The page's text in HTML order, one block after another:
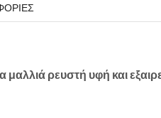
ρευστή υφή και